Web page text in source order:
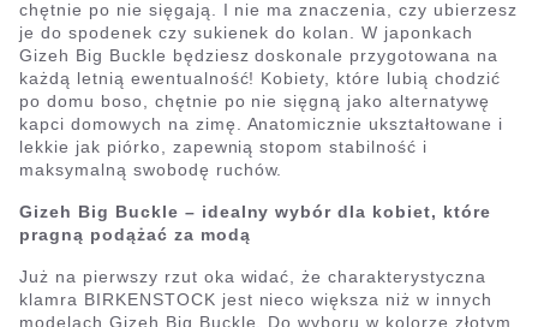
chętnie po nie sięgają. I nie ma znaczenia, czy ubierzesz
je do spodenek czy sukienek do kolan. W japonkach
Gizeh Big Buckle będziesz doskonale przygotowana na
każdą letnią ewentualność! Kobiety, które lubią chodzić
po domu boso, chętnie po nie sięgną jako alternatywę
kapci domowych na zimę. Anatomicznie ukształtowane i
lekkie jak piórko, zapewnią stopom stabilność i
maksymalną swobodę ruchów.
Gizeh Big Buckle – idealny wybór dla kobiet, które
pragną podążać za modą
Już na pierwszy rzut oka widać, że charakterystyczna
klamra BIRKENSTOCK jest nieco większa niż w innych
modelach Gizeh Big Buckle. Do wyboru w kolorze złotym